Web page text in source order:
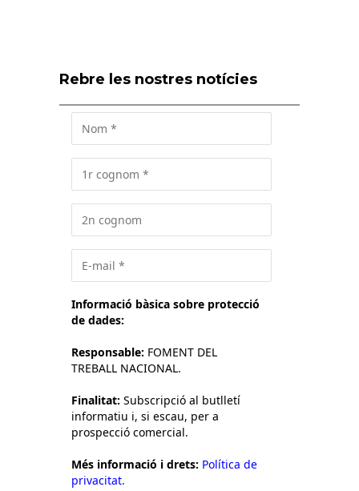
Rebre les nostres notícies
Informació bàsica sobre protecció
de dades:
Responsable: FOMENT DEL
TREBALL NACIONAL.
Finalitat: Subscripció al butlletí
informatiu i, si escau, per a
prospecció comercial.
Més informació i drets: Política de
privacitat.